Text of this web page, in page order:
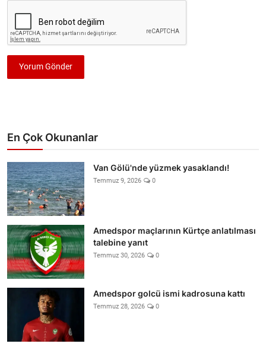
Yorum Gönder
En Çok Okunanlar
Van Gölü'nde yüzmek yasaklandı!
Temmuz 9, 2026 0
Amedspor maçlarının Kürtçe anlatılması
talebine yanıt
Temmuz 30, 2026 0
Amedspor golcü ismi kadrosuna kattı
Temmuz 28, 2026 0